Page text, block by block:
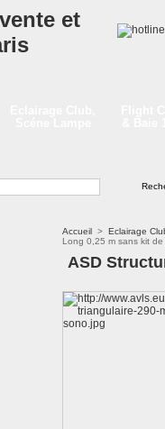
Accueil > Eclairage
Long 0,25 m sans kit de
ASD